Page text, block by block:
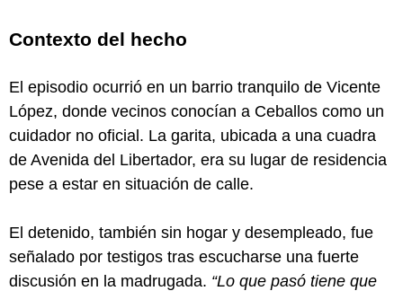
Contexto del hecho
El episodio ocurrió en un barrio tranquilo de Vicente
López, donde vecinos conocían a Ceballos como un
cuidador no oficial. La garita, ubicada a una cuadra
de Avenida del Libertador, era su lugar de residencia
pese a estar en situación de calle.
El detenido, también sin hogar y desempleado, fue
señalado por testigos tras escucharse una fuerte
discusión en la madrugada. “Lo que pasó tiene que